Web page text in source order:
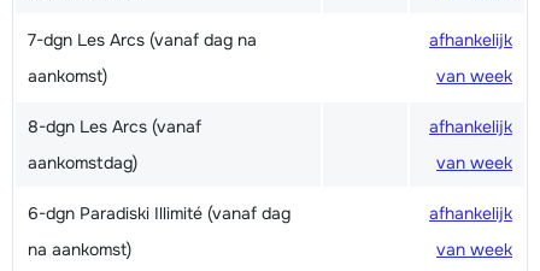
7-dgn Les Arcs (vanaf dag na
aankomst)
afhankelijk
van week
8-dgn Les Arcs (vanaf
aankomstdag)
afhankelijk
van week
6-dgn Paradiski Illimité (vanaf dag
na aankomst)
afhankelijk
van week